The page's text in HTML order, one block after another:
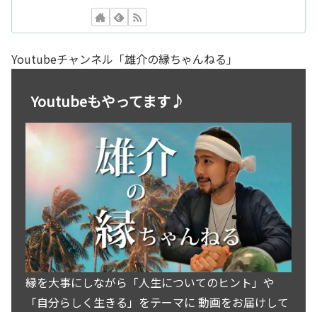
Youtubeチャンネル「雄介の縁ちゃんねる」
Youtubeもやってます♪
縁を大事にしながら「人生についてのヒント」や
「自分らしく生きる」をテーマに 動画をお届けして